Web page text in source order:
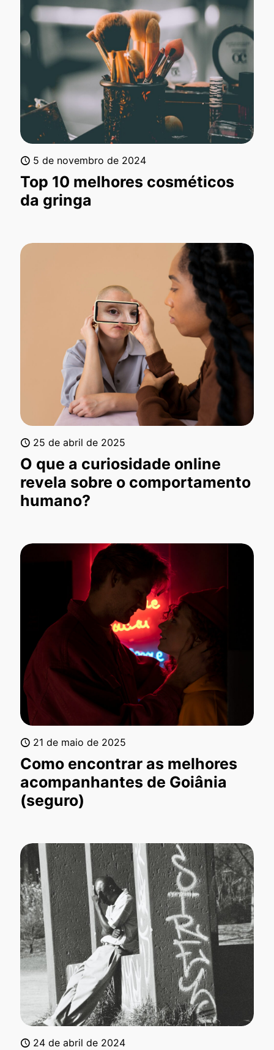
5 de novembro de 2024
Top 10 melhores cosméticos
da gringa
25 de abril de 2025
O que a curiosidade online
revela sobre o comportamento
humano?
21 de maio de 2025
Como encontrar as melhores
acompanhantes de Goiânia
(seguro)
24 de abril de 2024